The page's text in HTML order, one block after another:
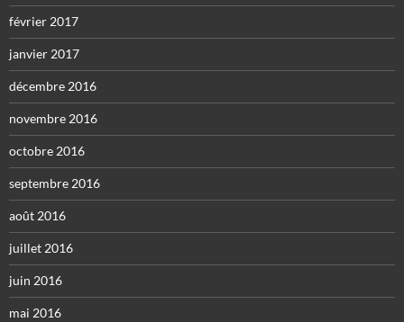
février 2017
janvier 2017
décembre 2016
novembre 2016
octobre 2016
septembre 2016
août 2016
juillet 2016
juin 2016
mai 2016